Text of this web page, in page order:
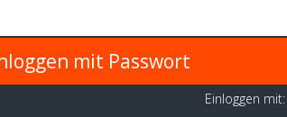
Einloggen